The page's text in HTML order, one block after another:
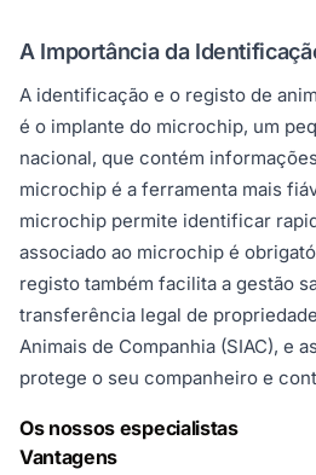
A Importância da
A identificação e o registo de
é o implante do microchip, um
nacional, que contém
microchip é a ferramenta mais
microchip permite identificar
associado ao microchip é
registo também facilita a gestão
transferência legal de
Animais de Companhia (SIAC), e
protege o seu companheiro e
Os nossos especialistas
Vantagens